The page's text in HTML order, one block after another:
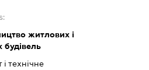
житлових і
технічне